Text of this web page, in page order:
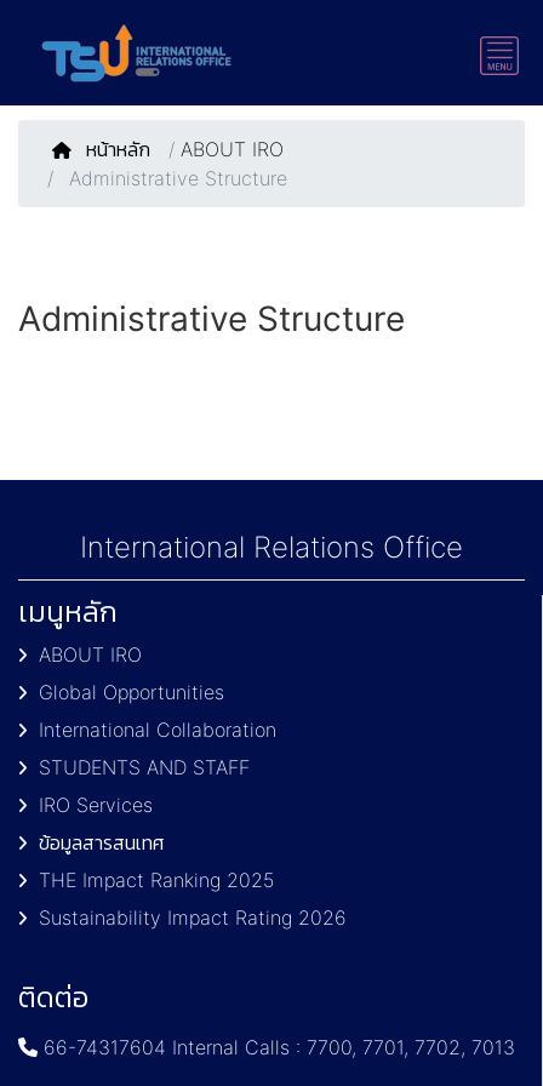
หน้าหลัก / ABOUT IRO
Administrative Structure
Administrative Structure
International Relations Office
เมนูหลัก
ABOUT IRO
Global Opportunities
International Collaboration
STUDENTS AND STAFF
IRO Services
ข้อมูลสารสนเทศ
THE Impact Ranking 2025
Sustainability Impact Rating 2026
ติดต่อ
66-74317604 Internal Calls : 7700, 7701, 7702, 7013